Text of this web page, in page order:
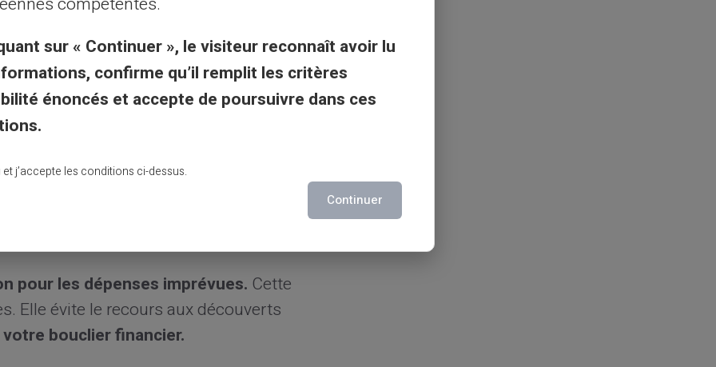
vos frais
via les applications mobiles.Cette
Les alertes SMS préviennent des
reste le meilleur remède contre les
dépenses mensuelles.
trésorerie reste stable tout au long du
les découverts.
pour les dépenses imprévues. Cette
Elle évite le recours aux découverts
bouclier financier.
sur « Continuer », le visiteur reconnaît avoir lu
confirme qu’il remplit les critères
énoncés et accepte de poursuivre dans ces
et j’accepte les conditions ci-dessus.
Continuer